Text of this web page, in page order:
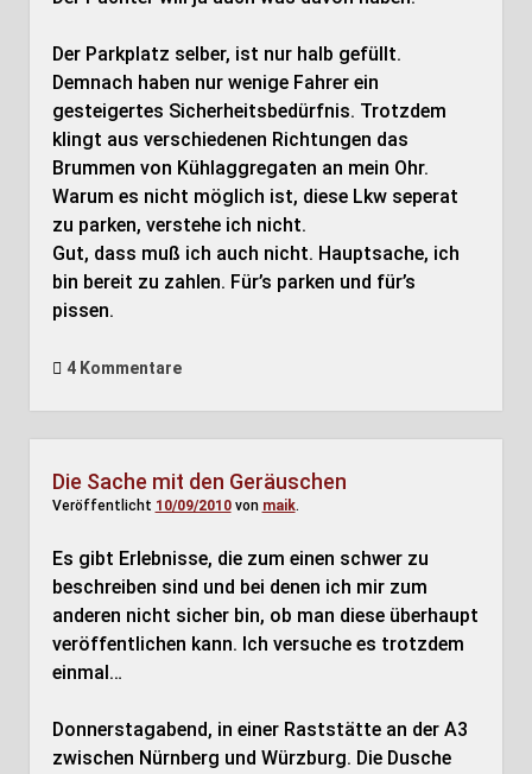
Der Parkplatz selber, ist nur halb gefüllt.
Demnach haben nur wenige Fahrer ein
gesteigertes Sicherheitsbedürfnis. Trotzdem
klingt aus verschiedenen Richtungen das
Brummen von Kühlaggregaten an mein Ohr.
Warum es nicht möglich ist, diese Lkw seperat
zu parken, verstehe ich nicht.
Gut, dass muß ich auch nicht. Hauptsache, ich
bin bereit zu zahlen. Für’s parken und für’s
pissen.
4 Kommentare
Die Sache mit den Geräuschen
Veröffentlicht 10/09/2010von maik.
Es gibt Erlebnisse, die zum einen schwer zu
beschreiben sind und bei denen ich mir zum
anderen nicht sicher bin, ob man diese überhaupt
veröffentlichen kann. Ich versuche es trotzdem
einmal…
Donnerstagabend, in einer Raststätte an der A3
zwischen Nürnberg und Würzburg. Die Dusche